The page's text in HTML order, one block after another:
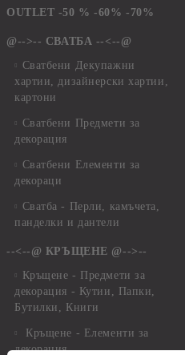
OUTLET -50 % -60% -70%
@-->-- СВАТБА --<--@
Сватбени Декупажни
хартии, дизайнерски хартии,
картони
Сватбени Предмети за
декорация
Сватбени Елементи за
декораци
Сватба - Перли, камъчета,
панделки и дантели
--<--@ КРЪЩЕНЕ @-->--
Кръщене - Предмети за
декорация - Кутии, Папки,
Бутилки, Книги
Кръщене - Елементи за
декорация